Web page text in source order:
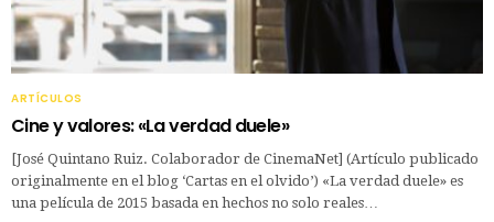
ARTÍCULOS
Cine y valores: «La verdad duele»
[José Quintano Ruiz. Colaborador de CinemaNet] (Artículo publicado
originalmente en el blog ‘Cartas en el olvido’) «La verdad duele» es
una película de 2015 basada en hechos no solo reales…